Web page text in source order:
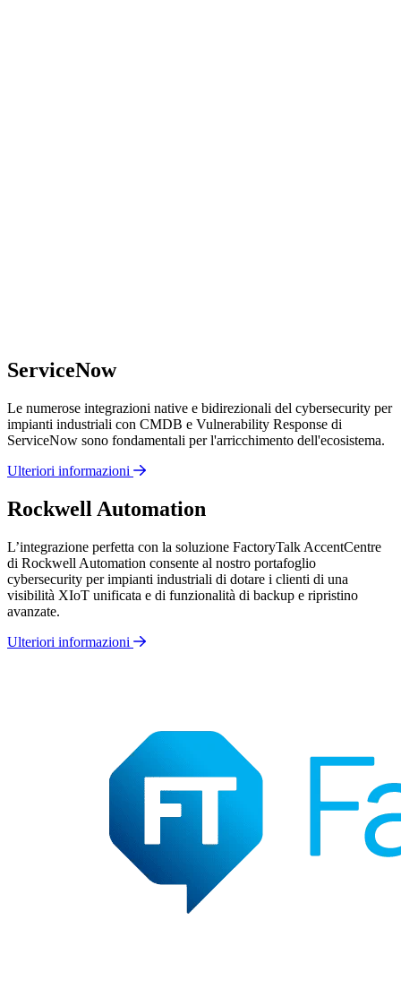
ServiceNow
Le numerose integrazioni native e bidirezionali del cybersecurity per
impianti industriali con CMDB e Vulnerability Response di
ServiceNow sono fondamentali per l'arricchimento dell'ecosistema.
Ulteriori informazioni
Rockwell Automation
L’integrazione perfetta con la soluzione FactoryTalk AccentCentre
di Rockwell Automation consente al nostro portafoglio
cybersecurity per impianti industriali di dotare i clienti di una
visibilità XIoT unificata e di funzionalità di backup e ripristino
avanzate.
Ulteriori informazioni